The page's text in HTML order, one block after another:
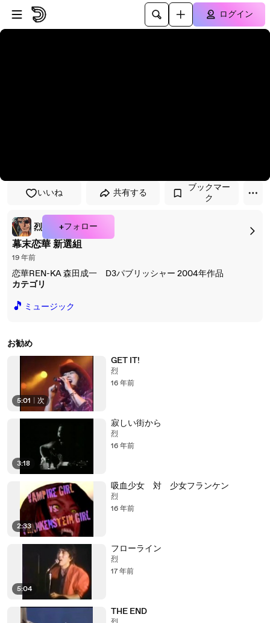
プレイヤーにスキップ
メインコンテンツにスキップ
ログイン
いいね 共有する
ブックマー
ク
烈 +フォロー
幕末恋華 新選組
19 年前
恋華REN-KA 森田成一 D3パブリッシャー 2004年作品
カテゴリ
🎵 ミュージック
お勧め
5:01 次
GET IT!
烈
16 年前
3:18
寂しい街から
烈
16 年前
2:33
吸血少女 対 少女フランケン
烈
16 年前
5:04
フローライン
烈
17 年前
THE END